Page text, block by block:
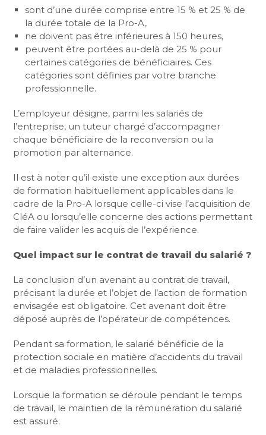
sont d’une durée comprise entre 15 % et 25 % de
la durée totale de la Pro-A,
ne doivent pas être inférieures à 150 heures,
peuvent être portées au-delà de 25 % pour
certaines catégories de bénéficiaires. Ces
catégories sont définies par votre branche
professionnelle.
L’employeur désigne, parmi les salariés de
l’entreprise, un tuteur chargé d’accompagner
chaque bénéficiaire de la reconversion ou la
promotion par alternance.
Il est à noter qu’il existe une exception aux durées
de formation habituellement applicables dans le
cadre de la Pro-A lorsque celle-ci vise l’acquisition de
CléA ou lorsqu’elle concerne des actions permettant
de faire valider les acquis de l’expérience.
Quel impact sur le contrat de travail du salarié ?
La conclusion d’un avenant au contrat de travail,
précisant la durée et l’objet de l’action de formation
envisagée est obligatoire. Cet avenant doit être
déposé auprès de l’opérateur de compétences.
Pendant sa formation, le salarié bénéficie de la
protection sociale en matière d’accidents du travail
et de maladies professionnelles.
Lorsque la formation se déroule pendant le temps
de travail, le maintien de la rémunération du salarié
est assuré.